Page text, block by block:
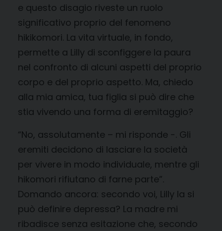
e questo disagio riveste un ruolo
significativo proprio del fenomeno
hikikomori. La vita virtuale, in fondo,
permette a Lilly di sconfiggere la paura
nel confronto di alcuni aspetti del proprio
corpo e del proprio aspetto. Ma, chiedo
alla mia amica, tua figlia si può dire che
stia vivendo una forma di eremitaggio?
“No, assolutamente – mi risponde -. Gli
eremiti decidono di lasciare la società
per vivere in modo individuale, mentre gli
hikomori rifiutano di farne parte”.
Domando ancora: secondo voi, Lilly la si
può definire depressa? La madre mi
ribadisce senza esitazione che, secondo